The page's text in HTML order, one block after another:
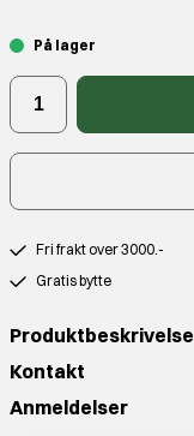
På lager
Fri frakt over 3000.-
Gratis bytte
Produktbeskrivelse
Kontakt
Anmeldelser